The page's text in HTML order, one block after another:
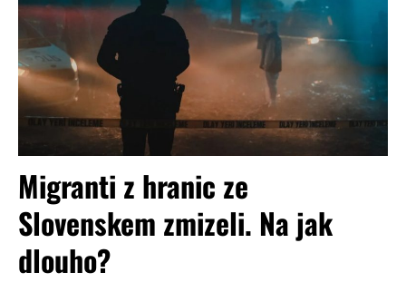
Migranti z hranic ze
Slovenskem zmizeli. Na jak
dlouho?